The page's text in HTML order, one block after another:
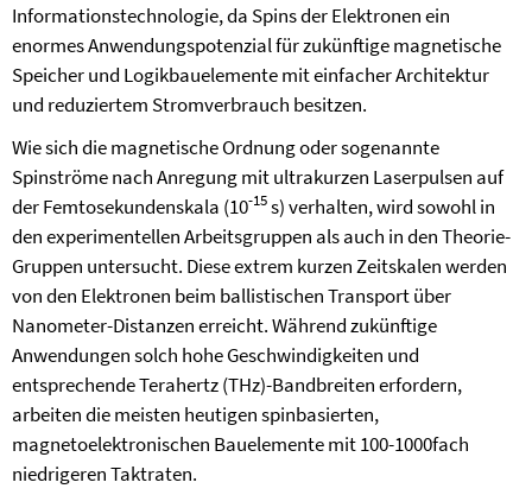
Informationstechnologie, da Spins der Elektronen ein
enormes Anwendungspotenzial für zukünftige magnetische
Speicher und Logikbauelemente mit einfacher Architektur
und reduziertem Stromverbrauch besitzen.
Wie sich die magnetische Ordnung oder sogenannte
Spinströme nach Anregung mit ultrakurzen Laserpulsen auf
der Femtosekundenskala (10-15s) verhalten, wird sowohl in
den experimentellen Arbeitsgruppen als auch in den Theorie-
Gruppen untersucht. Diese extrem kurzen Zeitskalen werden
von den Elektronen beim ballistischen Transport über
Nanometer-Distanzen erreicht. Während zukünftige
Anwendungen solch hohe Geschwindigkeiten und
entsprechende Terahertz (THz)-Bandbreiten erfordern,
arbeiten die meisten heutigen spinbasierten,
magnetoelektronischen Bauelemente mit 100-1000fach
niedrigeren Taktraten.